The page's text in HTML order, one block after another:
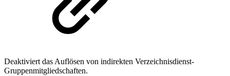
Deaktiviert das Auflösen von indirekten Verzeichnisdienst-
Gruppenmitgliedschaften.